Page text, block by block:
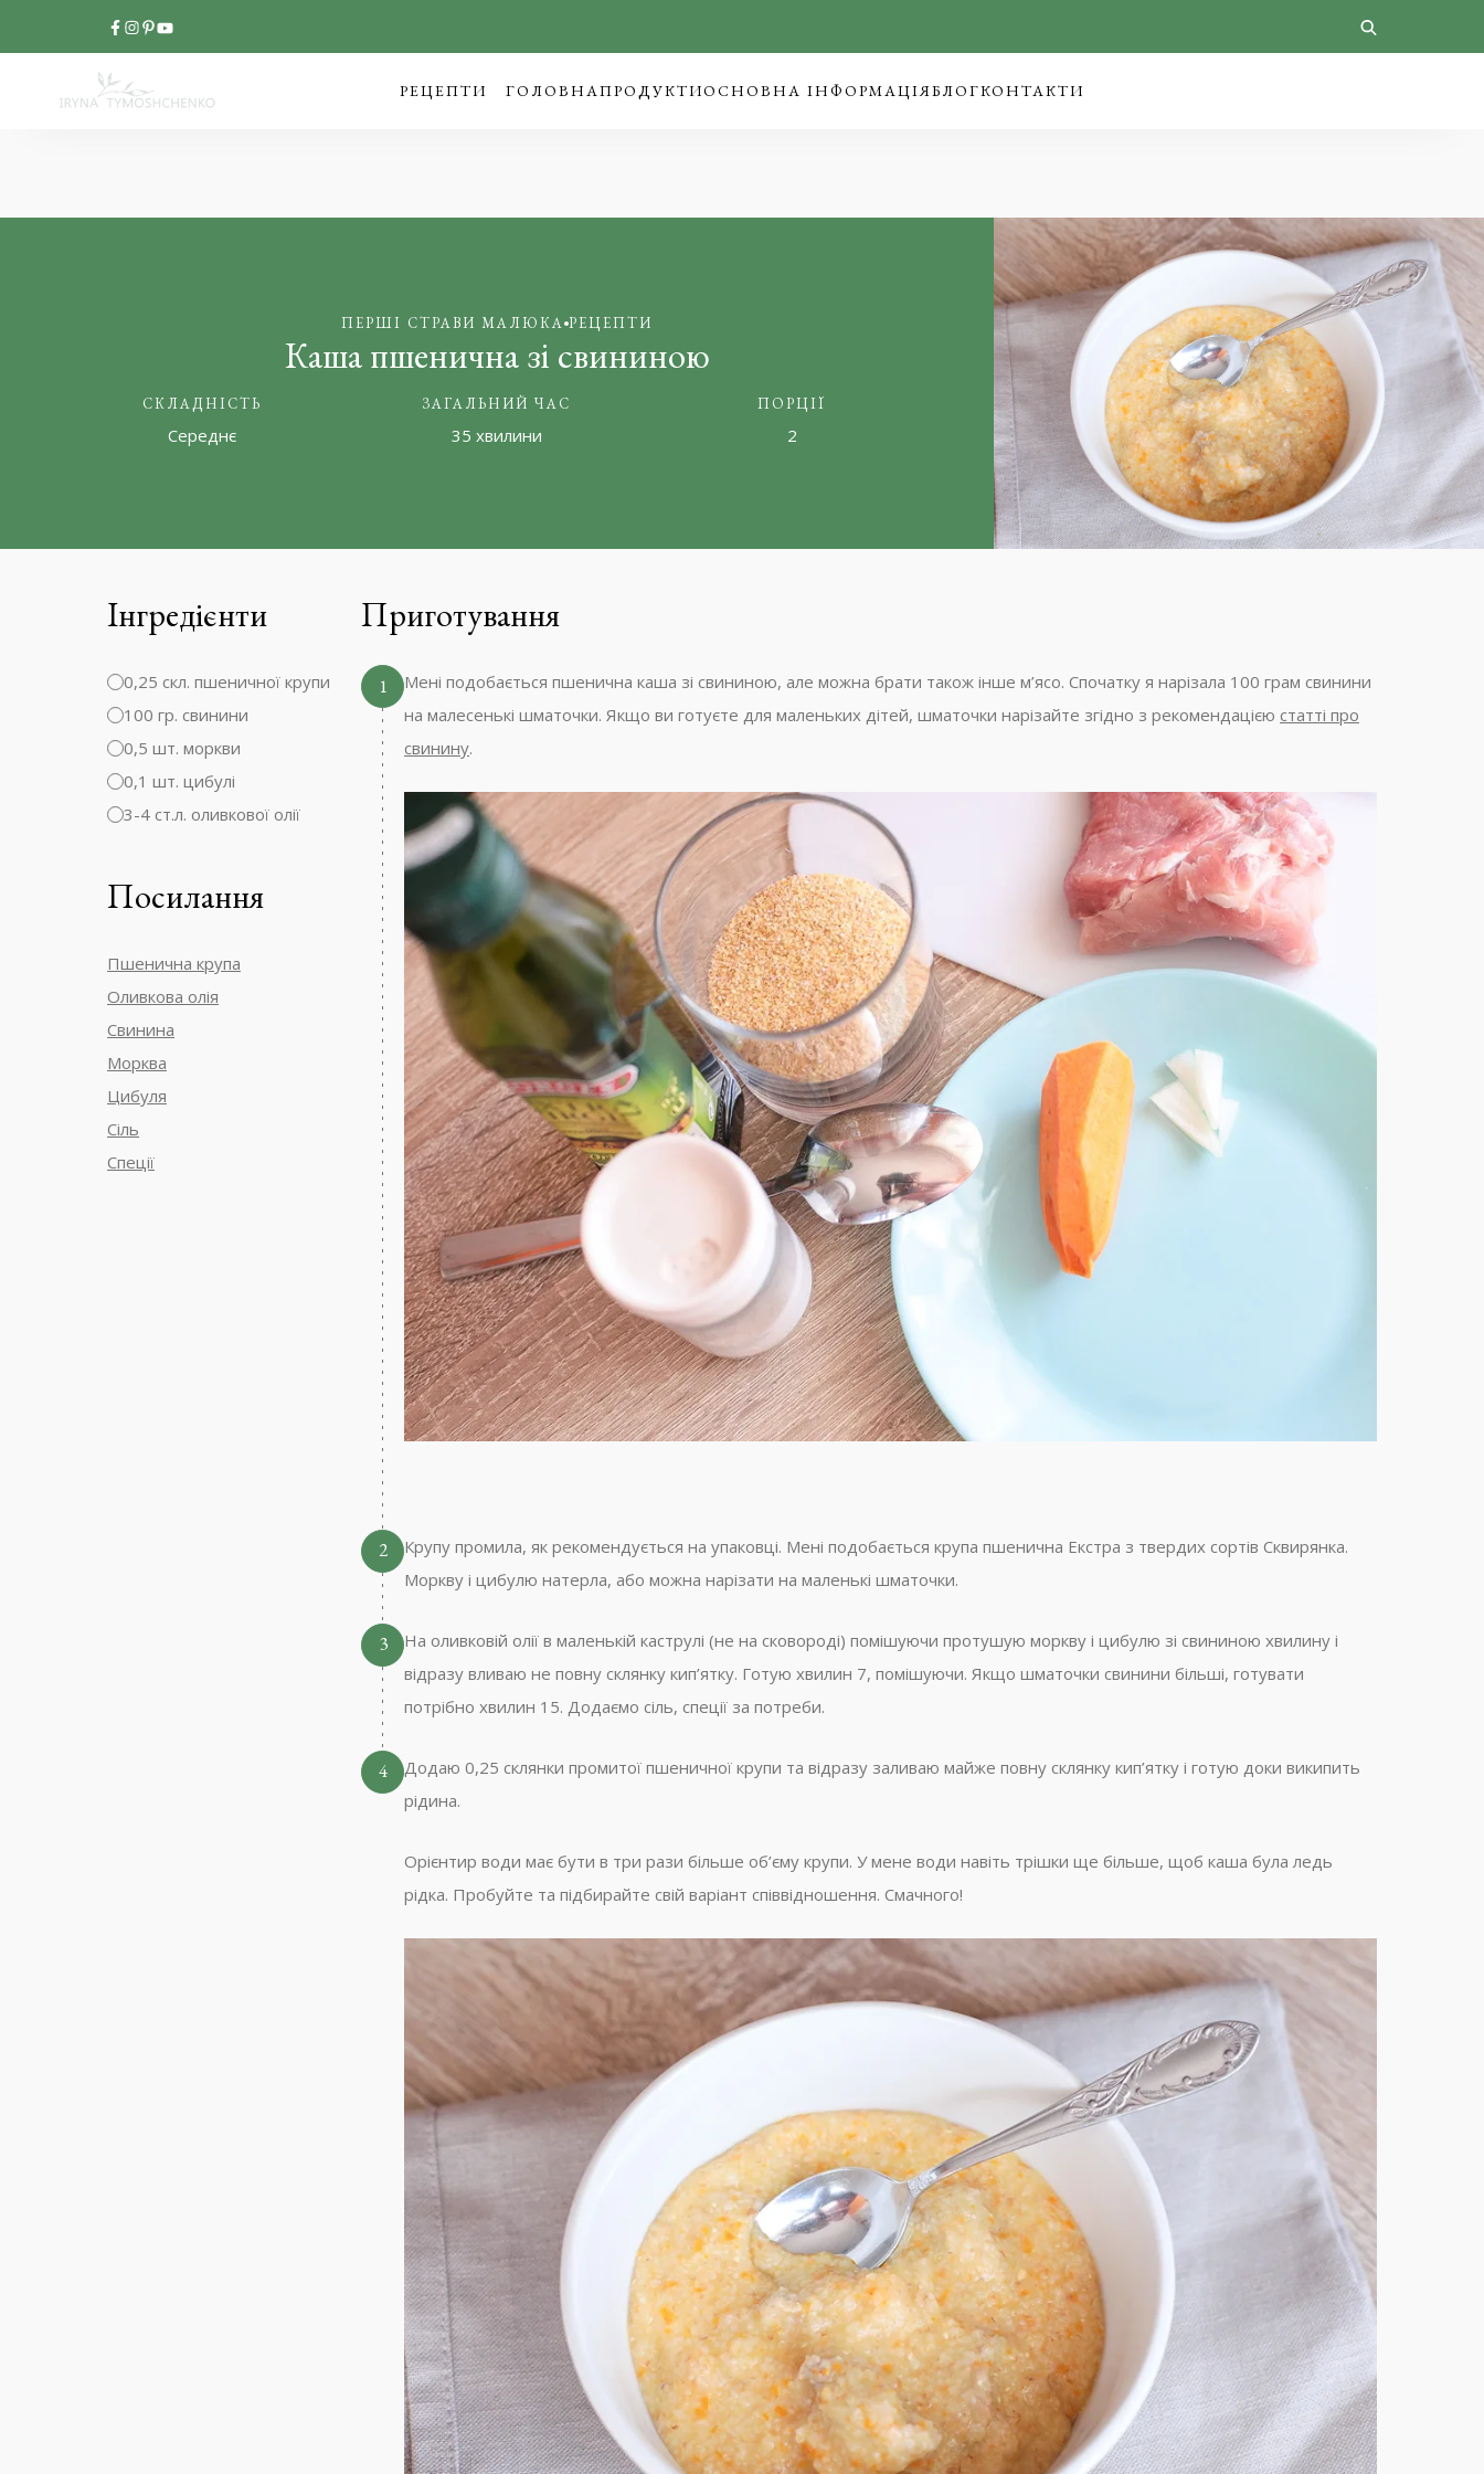
РЕЦЕПТИ ГОЛОВНАПРОДУКТИОСНОВНА ІНФОРМАЦІЯБЛОГКОНТАКТИ
ПЕРШІ СТРАВИ МАЛЮКА РЕЦЕПТИ
Каша пшенична зі свининою
СКЛАДНІСТЬ
Середнє
ЗАГАЛЬНИЙ ЧАС
35 хвилини
ПОРЦІЇ
2
Інгредієнти
0,25 скл. пшеничної крупи
100 гр. свинини
0,5 шт. моркви
0,1 шт. цибулі
3-4 ст.л. оливкової олії
Посилання
Пшенична крупа
Оливкова олія
Свинина
Морква
Цибуля
Сіль
Спеції
Приготування
1
Мені подобається пшенична каша зі свининою, але можна брати також інше м’ясо. Спочатку я нарізала 100 грам свинини
на малесенькі шматочки. Якщо ви готуєте для маленьких дітей, шматочки нарізайте згідно з рекомендацією статті про
свинину.
2
Крупу промила, як рекомендується на упаковці. Мені подобається крупа пшенична Екстра з твердих сортів Сквирянка.
Моркву і цибулю натерла, або можна нарізати на маленькі шматочки.
3
На оливковій олії в маленькій каструлі (не на сковороді) помішуючи протушую моркву і цибулю зі свининою хвилину і
відразу вливаю не повну склянку кип’ятку. Готую хвилин 7, помішуючи. Якщо шматочки свинини більші, готувати
потрібно хвилин 15. Додаємо сіль, спеції за потреби.
4
Додаю 0,25 склянки промитої пшеничної крупи та відразу заливаю майже повну склянку кип’ятку і готую доки википить
рідина.
Орієнтир води має бути в три рази більше об’єму крупи. У мене води навіть трішки ще більше, щоб каша була ледь
рідка. Пробуйте та підбирайте свій варіант співвідношення. Смачного!